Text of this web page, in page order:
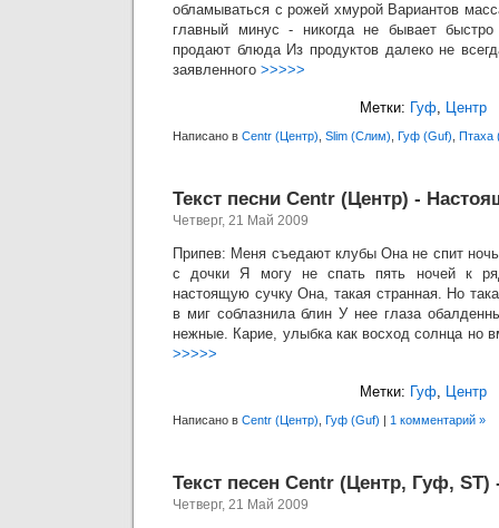
обламываться с рожей хмурой Вариантов
главный минус - никогда не бывает
продают блюда Из продуктов далеко не
заявленного >>>>>
Метки: Гуф, Центр
Написано в Centr (Центр) Slim (Слим) Гуф (Guf) Птаха
Текст песни Centr (Центр) -
Четверг, 21 Май 2009
Припев: Меня съедают клубы Она не спит
с дочки Я могу не спать пять ночей к
настоящую сучку Она, такая странная. Но
в миг соблазнила блин У нее глаза
нежные. Карие, улыбка как восход солнца но
>>>>>
Метки: Гуф, Центр
Написано в Centr (Центр) Гуф (Guf) | 1 комментарий »
Текст песен Centr (Центр, Гуф,
Четверг, 21 Май 2009